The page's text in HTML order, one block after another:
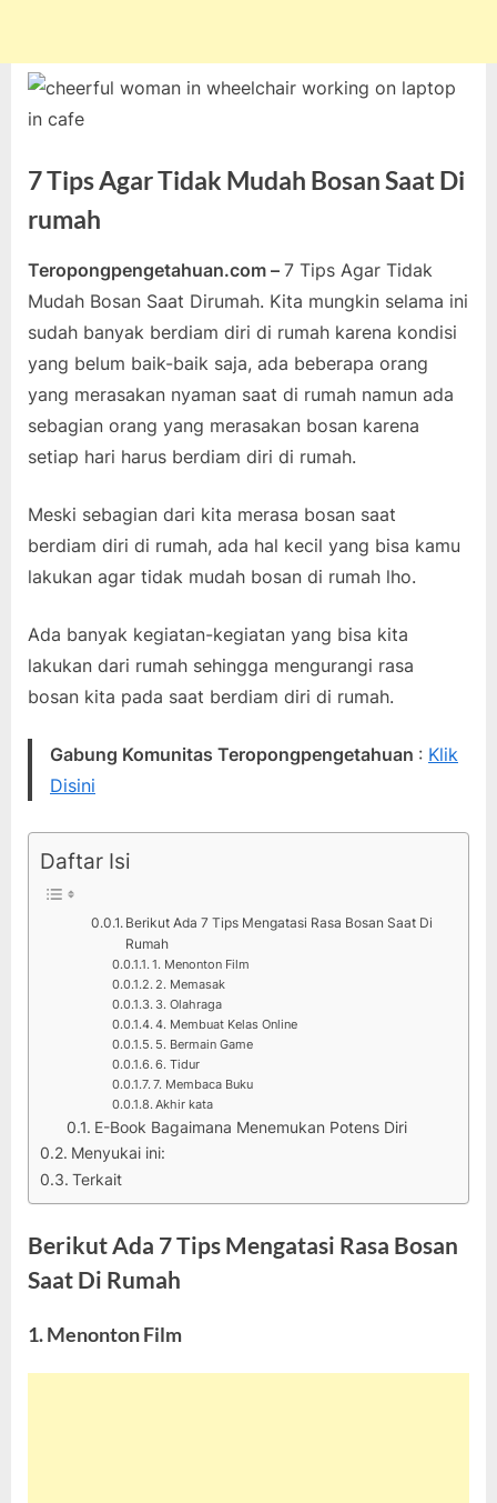
7 Tips Agar Tidak Mudah Bosan Saat Di
rumah
Posted
on
9,
2021
komentarpada
7
Tips
Agar
Bosan
Di
rumah
Teropongpengetahuan.com – 7 Tips Agar Tidak
Mudah Bosan Saat Dirumah. Kita mungkin selama ini
sudah banyak berdiam diri di rumah karena kondisi
yang belum baik-baik saja, ada beberapa orang
yang merasakan nyaman saat di rumah namun ada
sebagian orang yang merasakan bosan karena
setiap hari harus berdiam diri di rumah.
Meski sebagian dari kita merasa bosan saat
berdiam diri di rumah, ada hal kecil yang bisa kamu
lakukan agar tidak mudah bosan di rumah lho.
Ada banyak kegiatan-kegiatan yang bisa kita
lakukan dari rumah sehingga mengurangi rasa
bosan kita pada saat berdiam diri di rumah.
Gabung Komunitas Teropongpengetahuan : Klik
Disini
Daftar Isi
Berikut Ada 7 Tips Mengatasi Rasa Bosan Saat Di
Rumah
1. Menonton Film
2. Memasak
3. Olahraga
4. Membuat Kelas Online
5. Bermain Game
6. Tidur
7. Membaca Buku
Akhir kata
E-Book Bagaimana Menemukan Potens Diri
Menyukai ini:
Terkait
Berikut Ada 7 Tips Mengatasi Rasa Bosan
Saat Di Rumah
1. Menonton Film